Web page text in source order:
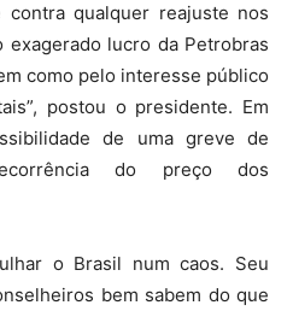
contra qualquer reajuste nos
lucro da Petrobras
como pelo interesse público
postou o presidente. Em
de uma greve de
do preço dos
o Brasil num caos. Seu
bem sabem do que